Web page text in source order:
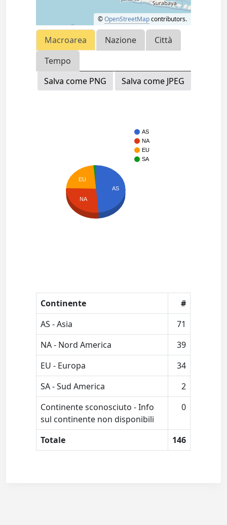
©OpenStreetMapcontributors.
Macroarea Nazione
Città
Tempo
Salva come PNG
Salva come JPEG
AS
NA
EU
SA
AS
EU
NA
Continente
#
AS - Asia
71
NA - Nord America
39
EU - Europa
34
SA - Sud America
2
Continente sconosciuto - Info
sul continente non disponibili
0
Totale 146